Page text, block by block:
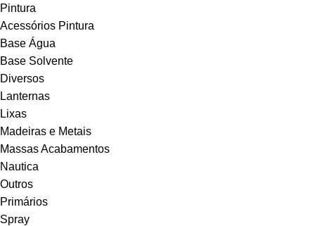
Pintura
Acessórios Pintura
Base Água
Base Solvente
Diversos
Lanternas
Lixas
Madeiras e Metais
Massas Acabamentos
Nautica
Outros
Primários
Spray